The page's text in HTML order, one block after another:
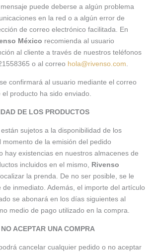
puede deberse a algún problema
en la red o a algún error de
de correo electrónico facilitada. En
México recomienda al usuario
al cliente a través de nuestros teléfonos
o al correo hola@rivenso.com.
confirmará al usuario mediante el correo
producto ha sido enviado.
DE LOS PRODUCTOS
sujetos a la disponibilidad de los
momento de la emisión del pedido
hay existencias en nuestros almacenes de
incluidos en el mismo, Rivenso
la prenda. De no ser posible, se le
de inmediato. Además, el importe del artículo
se abonará en los días siguientes al
medio de pago utilizado en la compra.
ACEPTAR UNA COMPRA
cancelar cualquier pedido o no aceptar